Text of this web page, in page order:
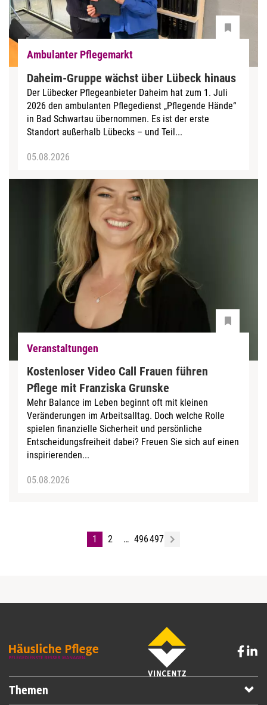
Ambulanter Pflegemarkt
Daheim-Gruppe wächst über Lübeck hinaus
Der Lübecker Pflegeanbieter Daheim hat zum 1. Juli
2026 den ambulanten Pflegedienst „Pflegende Hände“
in Bad Schwartau übernommen. Es ist der erste
Standort außerhalb Lübecks – und Teil...
05.08.2026
Veranstaltungen
Kostenloser Video Call Frauen führen
Pflege mit Franziska Grunske
Mehr Balance im Leben beginnt oft mit kleinen
Veränderungen im Arbeitsalltag. Doch welche Rolle
spielen finanzielle Sicherheit und persönliche
Entscheidungsfreiheit dabei? Freuen Sie sich auf einen
inspirierenden...
05.08.2026
1 2 … 496497
Themen